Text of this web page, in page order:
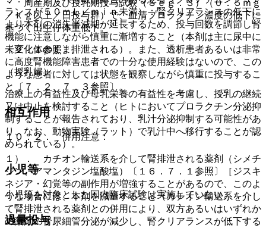
・ 周産期及び授乳期投与試験（Ｓｅｇ．３）（０．５ｍｇ
／ｋｇ以上／日投与群）で、血清プロラクチン濃度の低下に
基づく出生仔体重低下。
〔２．１参照〕。
（授乳婦）
治療上の有益性及び母乳栄養の有益性を考慮し、授乳の継続
又は中止を検討すること（ヒトにおいてプロラクチン分泌抑
制することが報告されており、乳汁分泌抑制する可能性があ
り、なお、動物実験（ラット）で乳汁中へ移行することが認
められている）。
小児等
小児等を対象とした国内臨床試験は実施していない。
過量投与
ランスが５０ｍＬ／ｍｉｎ未満）：腎クリアランスの低下に
より本剤の消失半減期が延長するため、投与回数を調節し腎
機能に注意しながら慎重に漸増すること（本剤は主に尿中に
未変化体のまま排泄される）。また、透析患者あるいは非常
に高度腎機能障害患者での十分な使用経験はないので、この
ような患者に対しては状態を観察しながら慎重に投与するこ
と〔７．２、７．３参照〕。
相互作用
１０．２． 併用注意：
１）． カチオン輸送系を介して腎排泄される薬剤（シメチ
ジン、アマンタジン塩酸塩）〔１６．７．１参照〕［ジスキ
ネジア・幻覚等の副作用が増強することがあるので、このよ
うな場合には、本剤を減量すること（カチオン輸送系を介し
て腎排泄される薬剤との併用により、双方あるいはいずれか
の薬剤の腎尿細管分泌が減少し、腎クリアランスが低下する